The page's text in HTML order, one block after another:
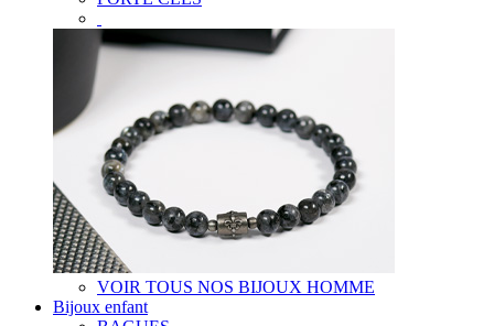
VOIR TOUS NOS BIJOUX HOMME
Bijoux enfant